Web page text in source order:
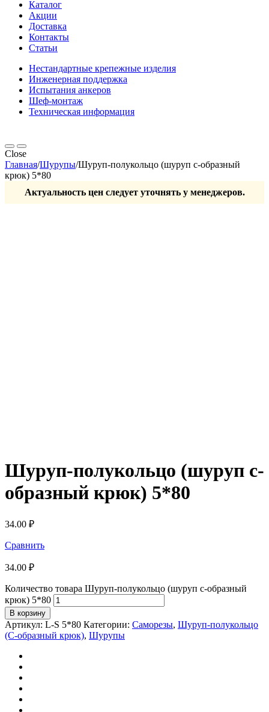
Каталог
Акции
Доставка
Контакты
Статьи
Нестандартные крепежные изделия
Инженерная поддержка
Испытания анкеров
Шеф-монтаж
Техническая информация
Close
Главная/Шурупы/Шуруп-полукольцо (шуруп с-образный
крюк) 5*80
Актуальность цен следует уточнять у менеджеров.
Шуруп-полукольцо (шуруп с-
образный крюк) 5*80
34.00 ₽
Сравнить
34.00 ₽
Количество товара Шуруп-полукольцо (шуруп с-образный
крюк) 5*80
В корзину
Артикул: L-S 5*80 Категории: Саморезы, Шуруп-полукольцо
(С-образный крюк), Шурупы